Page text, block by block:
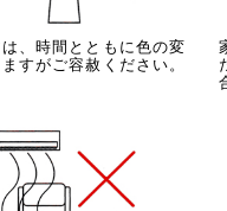
、時間とともに色の変
すがご容赦ください。